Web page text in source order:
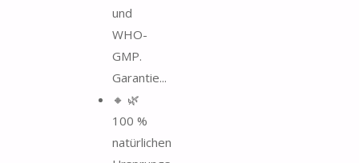
und
WHO-
GMP.
Garantie...
🔸 🌿
100 %
natürlichen